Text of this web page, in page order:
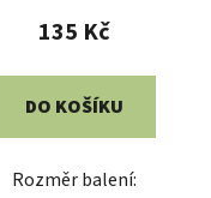
135 Kč
DO KOŠÍKU
Rozměr balení: